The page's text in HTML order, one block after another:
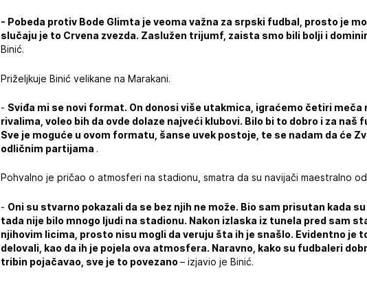
- Pobeda protiv Bode Glimta je veoma važna za srpski fudbal, prosto je
slučaju je to Crvena zvezda. Zaslužen trijumf, zaista smo bili bolji i
Binić.
Priželjkuje Binić velikane na Marakani.
- Sviđa mi se novi format. On donosi više utakmica, igraćemo četiri meča
rivalima, voleo bih da ovde dolaze najveći klubovi. Bilo bi to dobro i za naš
Sve je moguće u ovom formatu, šanse uvek postoje, te se nadam da će
odličnim partijama .
Pohvalno je pričao o atmosferi na stadionu, smatra da su navijači maestralno
- Oni su stvarno pokazali da se bez njih ne može. Bio sam prisutan kada
tada nije bilo mnogo ljudi na stadionu. Nakon izlaska iz tunela pred sam
njihovim licima, prosto nisu mogli da veruju šta ih je snašlo. Evidentno je
delovali, kao da ih je pojela ova atmosfera. Naravno, kako su fudbaleri
tribin pojačavao, sve je to povezano– izjavio je Binić.